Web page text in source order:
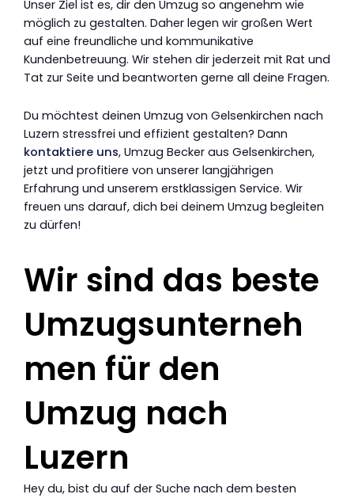
Unser Ziel ist es, dir den Umzug so angenehm wie
möglich zu gestalten. Daher legen wir großen Wert
auf eine freundliche und kommunikative
Kundenbetreuung. Wir stehen dir jederzeit mit Rat und
Tat zur Seite und beantworten gerne all deine Fragen.
Du möchtest deinen Umzug von Gelsenkirchen nach
Luzern stressfrei und effizient gestalten? Dann
kontaktiere uns, Umzug Becker aus Gelsenkirchen,
jetzt und profitiere von unserer langjährigen
Erfahrung und unserem erstklassigen Service. Wir
freuen uns darauf, dich bei deinem Umzug begleiten
zu dürfen!
Wir sind das beste
Umzugsunterneh
men für den
Umzug nach
Luzern
Hey du, bist du auf der Suche nach dem besten